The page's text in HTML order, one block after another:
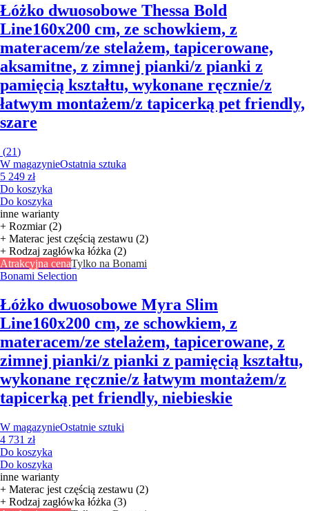
Łóżko dwuosobowe Thessa Bold
Line160x200 cm, ze schowkiem, z
materacem/ze stelażem, tapicerowane,
aksamitne, z zimnej pianki/z pianki z
pamięcią kształtu, wykonane ręcznie/z
łatwym montażem/z tapicerką pet friendly,
szare
(21)
W magazynieOstatnia sztuka
5 249 zł
Do koszyka
Do koszyka
inne warianty
+ Rozmiar (2)
+ Materac jest częścią zestawu (2)
+ Rodzaj zagłówka łóżka (2)
Atrakcyjna cenaTylko na Bonami
Bonami Selection
Łóżko dwuosobowe Myra Slim
Line160x200 cm, ze schowkiem, z
materacem/ze stelażem, tapicerowane, z
zimnej pianki/z pianki z pamięcią kształtu,
wykonane ręcznie/z łatwym montażem/z
tapicerką pet friendly, niebieskie
W magazynieOstatnie sztuki
4 731 zł
Do koszyka
Do koszyka
inne warianty
+ Materac jest częścią zestawu (2)
+ Rodzaj zagłówka łóżka (3)